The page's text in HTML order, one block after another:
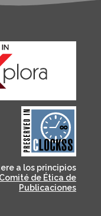
CLOCKSS is a dak archive
that ensures the long-
term survival of web-
based scholary
publications, governed by
and for its stakeholders.
a los principios
Comité de Ética de
Publicaciones